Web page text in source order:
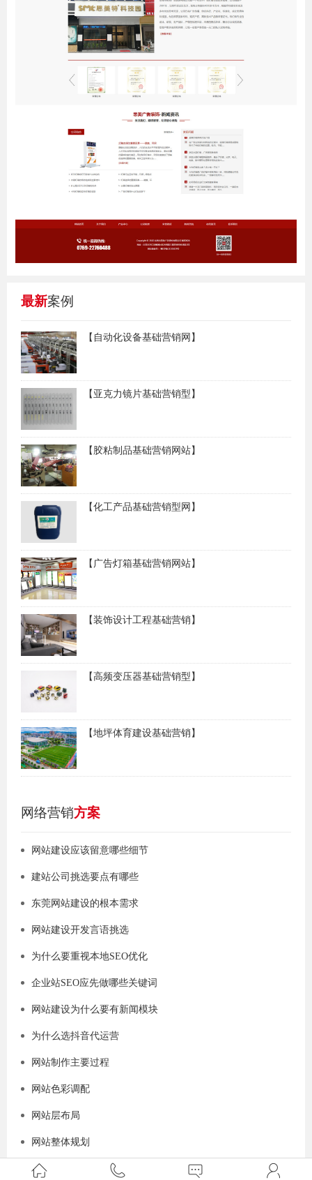
最新案例
【自动化设备基础营销网】
【亚克力镜片基础营销型】
【胶粘制品基础营销网站】
【化工产品基础营销型网】
【广告灯箱基础营销网站】
【装饰设计工程基础营销】
【高频变压器基础营销型】
【地坪体育建设基础营销】
网络营销方案
网站建设应该留意哪些细节
建站公司挑选要点有哪些
东莞网站建设的根本需求
网站建设开发言语挑选
为什么要重视本地SEO优化
企业站SEO应先做哪些关键词
网站建设为什么要有新闻模块
为什么选抖音代运营
网站制作主要过程
网站色彩调配
网站层布局
网站整体规划